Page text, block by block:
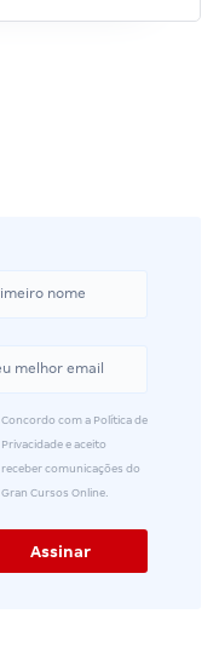
Concordo com a Política de
Privacidade e aceito
receber comunicações do
Gran Cursos Online.